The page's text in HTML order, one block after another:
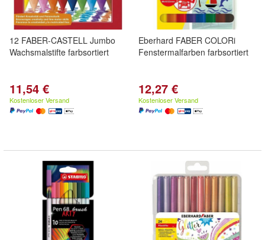
12 FABER-CASTELL Jumbo
Wachsmalstifte farbsortiert
11,54 €
Kostenloser Versand
Eberhard FABER COLORi
Fenstermalfarben farbsortiert
12,27 €
Kostenloser Versand